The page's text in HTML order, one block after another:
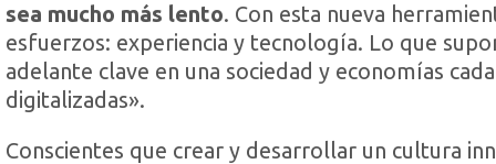
sea mucho más lento. Con esta nueva
esfuerzos: experiencia y tecnología. Lo que
adelante clave en una sociedad y economías
digitalizadas».
Conscientes que crear y desarrollar un cultura